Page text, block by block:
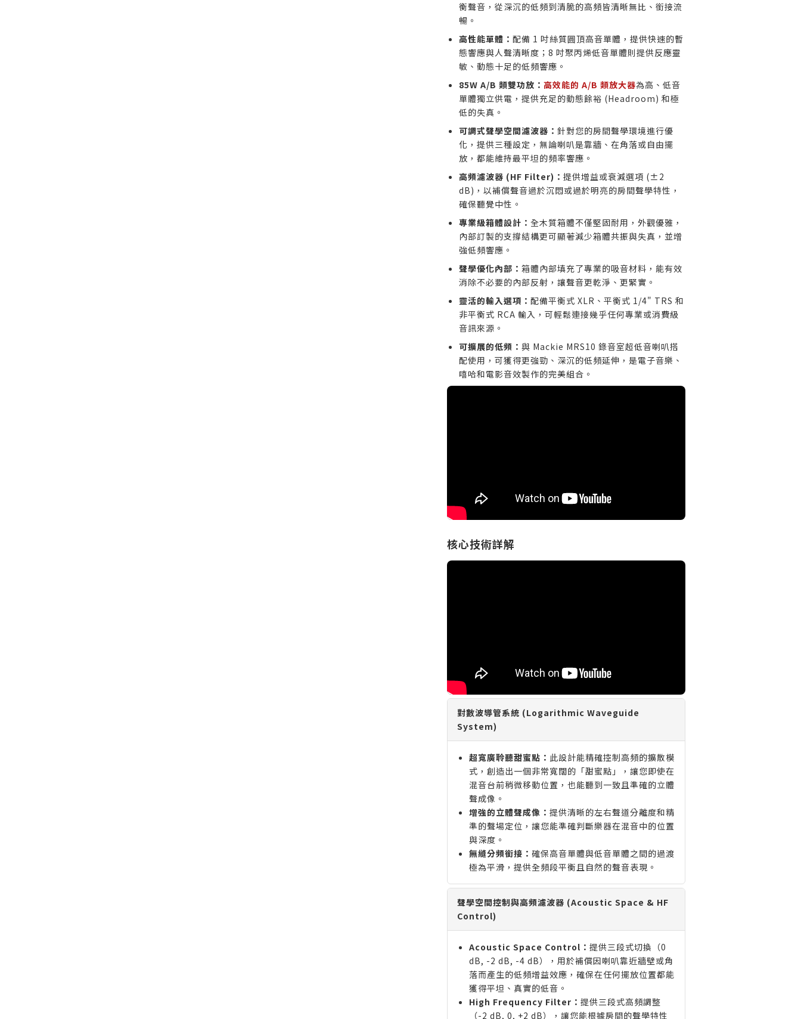
衡聲音，從深沉的低頻到清脆的高頻皆清晰無比、銜接流
暢。
高性能單體： 配備 1 吋絲質圓頂高音單體，提供快速的暫
態響應與人聲清晰度；8 吋聚丙烯低音單體則提供反應靈
敏、動態十足的低頻響應。
85W A/B 類雙功放： 高效能的 A/B 類放大器為高、低音
單體獨立供電，提供充足的動態餘裕 (Headroom) 和極
低的失真。
可調式聲學空間濾波器： 針對您的房間聲學環境進行優
化，提供三種設定，無論喇叭是靠牆、在角落或自由擺
放，都能維持最平坦的頻率響應。
高頻濾波器 (HF Filter)： 提供增益或衰減選項 (±2
dB)，以補償聲音過於沉悶或過於明亮的房間聲學特性，
確保聽覺中性。
專業級箱體設計： 全木質箱體不僅堅固耐用，外觀優雅，
內部訂製的支撐結構更可顯著減少箱體共振與失真，並增
強低頻響應。
聲學優化內部： 箱體內部填充了專業的吸音材料，能有效
消除不必要的內部反射，讓聲音更乾淨、更緊實。
靈活的輸入選項： 配備平衡式 XLR、平衡式 1/4" TRS 和
非平衡式 RCA 輸入，可輕鬆連接幾乎任何專業或消費級
音訊來源。
可擴展的低頻： 與 Mackie MRS10 錄音室超低音喇叭搭
配使用，可獲得更強勁、深沉的低頻延伸，是電子音樂、
嘻哈和電影音效製作的完美組合。
核心技術詳解
對數波導管系統 (Logarithmic Waveguide
System)
超寬廣聆聽甜蜜點： 此設計能精確控制高頻的擴散模
式，創造出一個非常寬闊的「甜蜜點」，讓您即使在
混音台前稍微移動位置，也能聽到一致且準確的立體
聲成像。
增強的立體聲成像： 提供清晰的左右聲道分離度和精
準的聲場定位，讓您能準確判斷樂器在混音中的位置
與深度。
無縫分頻銜接： 確保高音單體與低音單體之間的過渡
極為平滑，提供全頻段平衡且自然的聲音表現。
聲學空間控制與高頻濾波器 (Acoustic Space & HF
Control)
Acoustic Space Control： 提供三段式切換（0
dB, -2 dB, -4 dB），用於補償因喇叭靠近牆壁或角
落而產生的低頻增益效應，確保在任何擺放位置都能
獲得平坦、真實的低音。
High Frequency Filter： 提供三段式高頻調整
（-2 dB, 0, +2 dB），讓您能根據房間的聲學特性